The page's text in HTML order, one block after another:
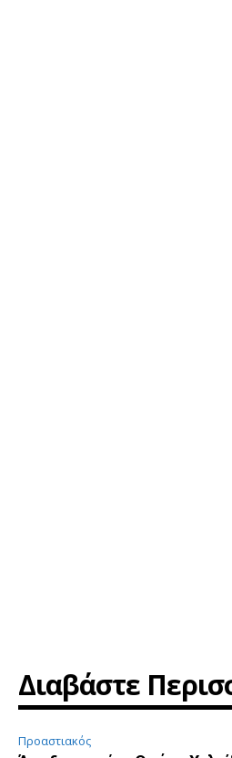
Διαβάστε
Προαστιακός